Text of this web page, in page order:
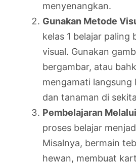
menyenangkan.
Gunakan Metode
kelas 1 belajar paling
visual. Gunakan
bergambar, atau
mengamati langsung
dan tanaman di
Pembelajaran
proses belajar
Misalnya, bermain
hewan, membuat